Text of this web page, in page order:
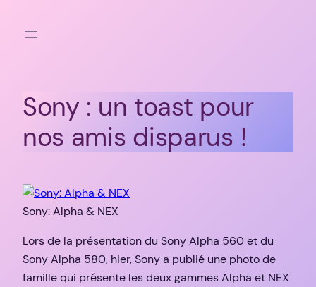
Sony : un toast pour
nos amis disparus !
Sony: Alpha & NEX
Lors de la présentation du Sony Alpha 560 et du
Sony Alpha 580, hier, Sony a publié une photo de
famille qui présente les deux gammes Alpha et NEX